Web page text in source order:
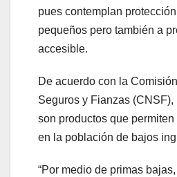
pues contemplan
pequeños pero también a
accesible.
De acuerdo con la
Seguros y Fianzas
son productos que
en la población de bajos
“Por medio de primas